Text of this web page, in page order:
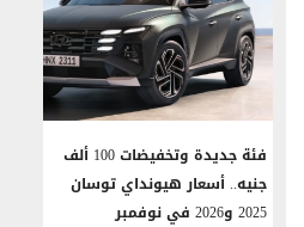
فئة جديدة وتخفيضات 100 ألف
جنيه.. أسعار هيونداي توسان
2025 و2026 في نوفمبر